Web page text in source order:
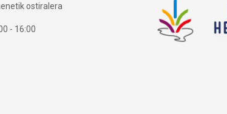
ostiralera
- 16:00